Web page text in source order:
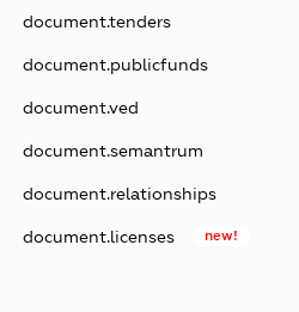
document.tenders
document.publicfunds
document.ved
document.semantrum
document.relationships
document.licenses new!